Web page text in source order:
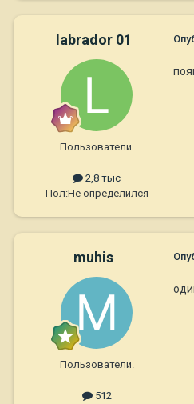
labrador 01
Пользователи.
2,8 тыс
Пол:Не определился
muhis
Пользователи.
512